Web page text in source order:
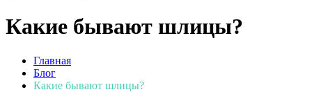
Какие бывают шлицы?
Главная
Блог
Какие бывают шлицы?